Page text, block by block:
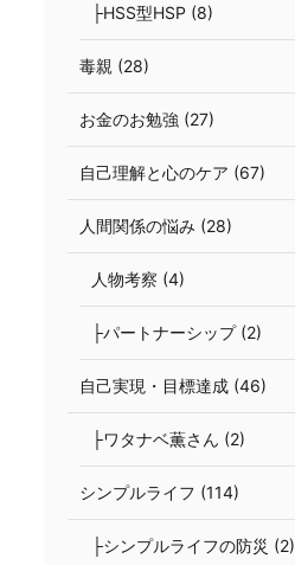
├HSS型HSP (8)
毒親 (28)
お金のお勉強 (27)
自己理解と心のケア (67)
人間関係の悩み (28)
人物考察 (4)
├パートナーシップ (2)
自己実現・目標達成 (46)
├ワタナベ薫さん (2)
シンプルライフ (114)
├シンプルライフの防災 (2)